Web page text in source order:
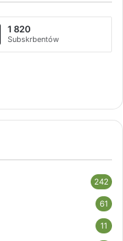
1 820
Subskrbentów
242
61
11